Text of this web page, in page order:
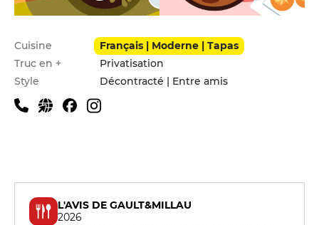
Infos pratiques
Cuisine
Français | Moderne | Tapas
Truc en +
Privatisation
Style
Décontracté | Entre amis
L'AVIS DE GAULT&MILLAU
2026